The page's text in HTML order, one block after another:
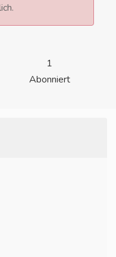
1
Abonniert